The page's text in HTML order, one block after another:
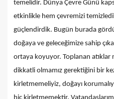
temelidir. Dünya Çevre Günü
etkinlikle hem çevremizi
güçlendirdik. Bugün burada
doğaya ve geleceğimize sahip
ortaya koyuyor. Toplanan atıklar
dikkatli olmamız gerektiğini bir
kirletmemeliyiz, doğayı